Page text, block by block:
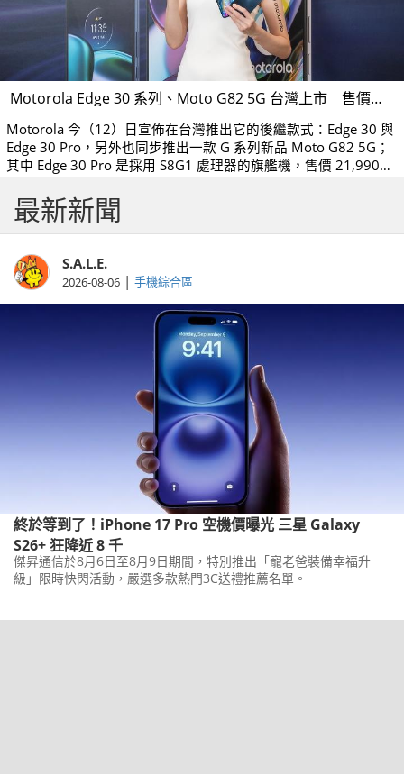
Motorola Edge 30 系列、Moto G82 5G 台灣上市 售價公佈
Motorola 今（12）日宣佈在台灣推出它的後繼款式：Edge 30 與
Edge 30 Pro，另外也同步推出一款 G 系列新品 Moto G82 5G；
其中 Edge 30 Pro 是採用 S8G1 處理器的旗艦機，售價 21,990
5G 則為 S695 中階款式，售價 9,990 元。
最新新聞
S.A.L.E.
2026-08-06 | 手機綜合區
終於等到了！iPhone 17 Pro 空機價曝光 三星 Galaxy
S26+ 狂降近 8 千
傑昇通信於8月6日至8月9日期間，特別推出「寵老爸裝備幸福升
級」限時快閃活動，嚴選多款熱門3C送禮推薦名單。